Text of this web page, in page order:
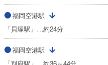
福岡空港駅
「貝塚駅」…約24分
福岡空港駅
「別府駅」…約36～44分